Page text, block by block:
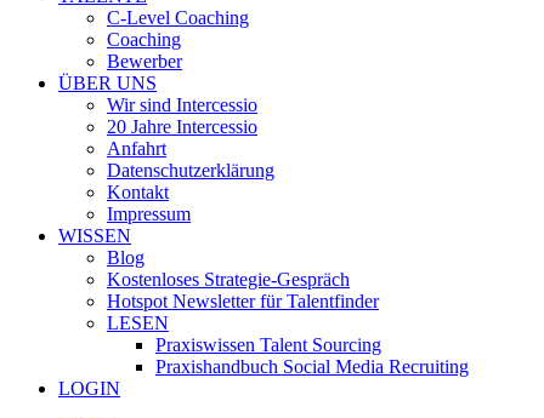
C-Level Coaching
Coaching
Bewerber
ÜBER UNS
Wir sind Intercessio
20 Jahre Intercessio
Anfahrt
Datenschutzerklärung
Kontakt
Impressum
WISSEN
Blog
Kostenloses Strategie-Gespräch
Hotspot Newsletter für Talentfinder
LESEN
Praxiswissen Talent Sourcing
Praxishandbuch Social Media Recruiting
LOGIN